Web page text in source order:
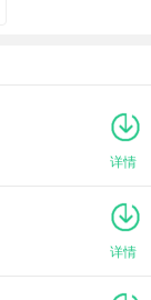
详情
详情